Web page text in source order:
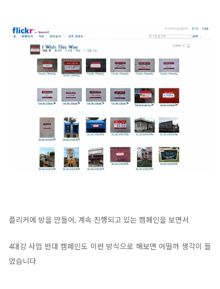
플리커에 방을 만들어, 계속 진행되고 있는 캠페인을 보면서
4대강 사업 반대 캠페인도 이런 방식으로 해보면 어떨까 생각이 들
었습니다.